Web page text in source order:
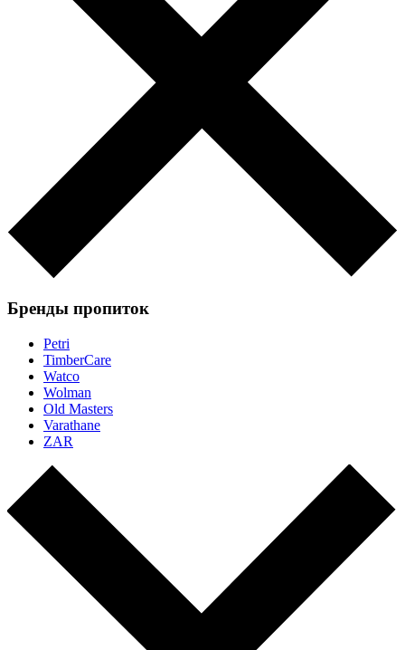
Бренды пропиток
Petri
TimberCare
Watco
Wolman
Old Masters
Varathane
ZAR